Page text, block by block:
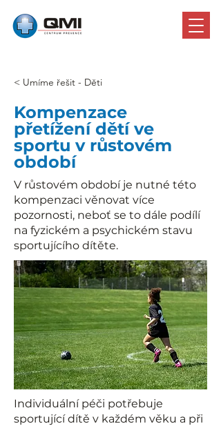
< Umíme řešit - Děti
Kompenzace
přetížení dětí ve
sportu v růstovém
období
V růstovém období je nutné této
kompenzaci věnovat více
pozornosti, neboť se to dále podílí
na fyzickém a psychickém stavu
sportujícího dítěte.
Individuální péči potřebuje
sportující dítě v každém věku a při